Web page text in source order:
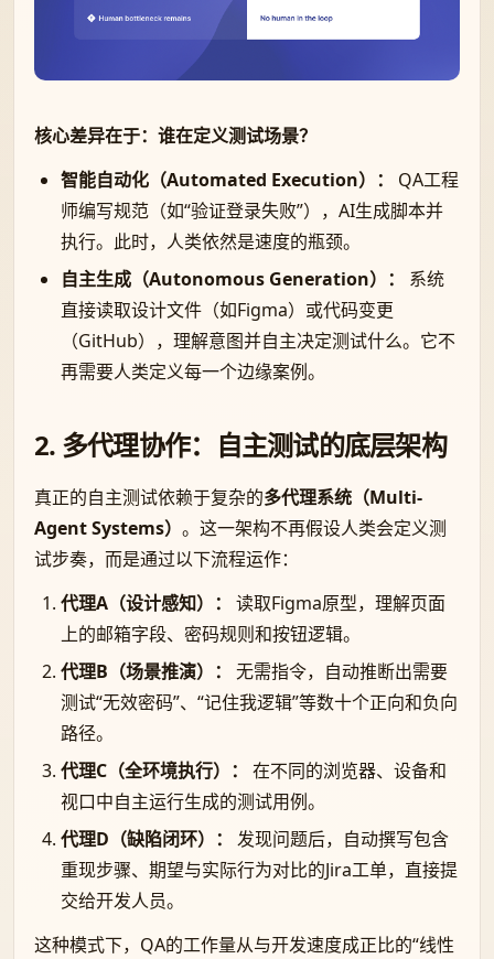
核心差异在于：谁在定义测试场景？
智能自动化（Automated Execution）：
QA工程
师编写规范（如“验证登录失败”），AI生成脚本并
执行。此时，人类依然是速度的瓶颈。
自主生成（Autonomous Generation）：
系统
直接读取设计文件（如Figma）或代码变更
（GitHub），理解意图并自主决定测试什么。它不
再需要人类定义每一个边缘案例。
2. 多代理协作：自主测试的底层架构
真正的自主测试依赖于复杂的多代理系统（Multi-
Agent Systems） 。这一架构不再假设人类会定义测
试步奏，而是通过以下流程运作：
代理A（设计感知）：
读取Figma原型，理解页面
上的邮箱字段、密码规则和按钮逻辑。
代理B（场景推演）：
无需指令，自动推断出需要
测试“无效密码”、“记住我逻辑”等数十个正向和负向
路径。
代理C（全环境执行）：
在不同的浏览器、设备和
视口中自主运行生成的测试用例。
代理D（缺陷闭环）：
发现问题后，自动撰写包含
重现步骤、期望与实际行为对比的Jira工单，直接提
交给开发人员。
这种模式下，QA的工作量从与开发速度成正比的“线性